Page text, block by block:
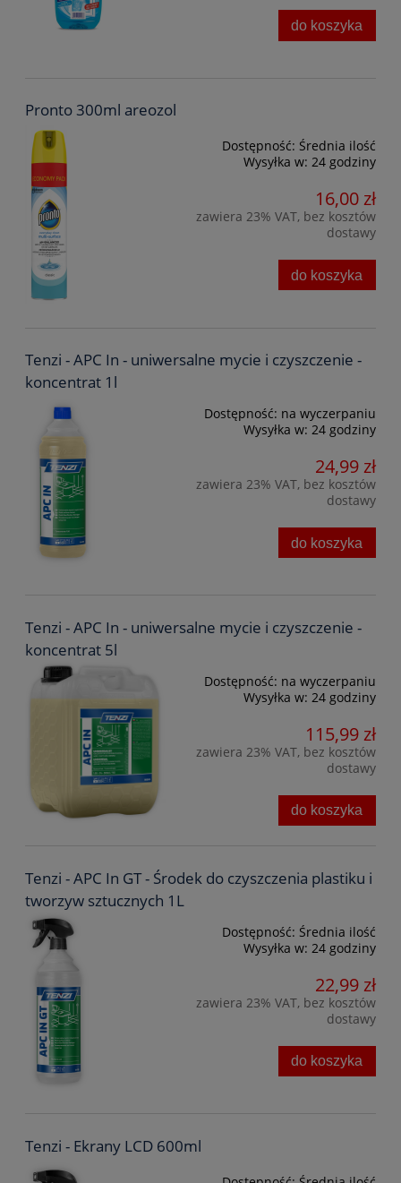
do koszyka
Pronto 300ml areozol
Dostępność: Średnia ilość
Wysyłka w: 24 godziny
16,00 zł
zawiera 23% VAT, bez kosztów
dostawy
do koszyka
Tenzi - APC In - uniwersalne mycie i czyszczenie -
koncentrat 1l
Dostępność: na wyczerpaniu
Wysyłka w: 24 godziny
24,99 zł
zawiera 23% VAT, bez kosztów
dostawy
do koszyka
Tenzi - APC In - uniwersalne mycie i czyszczenie -
koncentrat 5l
Dostępność: na wyczerpaniu
Wysyłka w: 24 godziny
115,99 zł
zawiera 23% VAT, bez kosztów
dostawy
do koszyka
Tenzi - APC In GT - Środek do czyszczenia plastiku i
tworzyw sztucznych 1L
Dostępność: Średnia ilość
Wysyłka w: 24 godziny
22,99 zł
zawiera 23% VAT, bez kosztów
dostawy
do koszyka
Tenzi - Ekrany LCD 600ml